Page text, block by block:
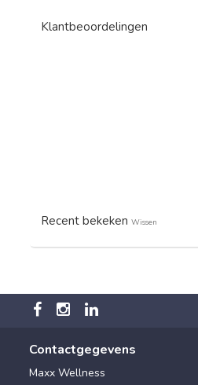
Klantbeoordelingen
Recent bekeken Wissen
Contactgegevens
Maxx Wellness